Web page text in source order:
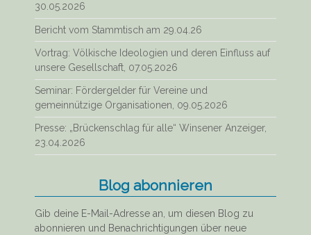
30.05.2026
Bericht vom Stammtisch am 29.04.26
Vortrag: Völkische Ideologien und deren Einfluss auf
unsere Gesellschaft, 07.05.2026
Seminar: Fördergelder für Vereine und
gemeinnützige Organisationen, 09.05.2026
Presse: „Brückenschlag für alle“ Winsener Anzeiger,
23.04.2026
Blog abonnieren
Gib deine E-Mail-Adresse an, um diesen Blog zu
abonnieren und Benachrichtigungen über neue